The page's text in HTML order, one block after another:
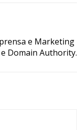
e Marketing
Domain Authority.